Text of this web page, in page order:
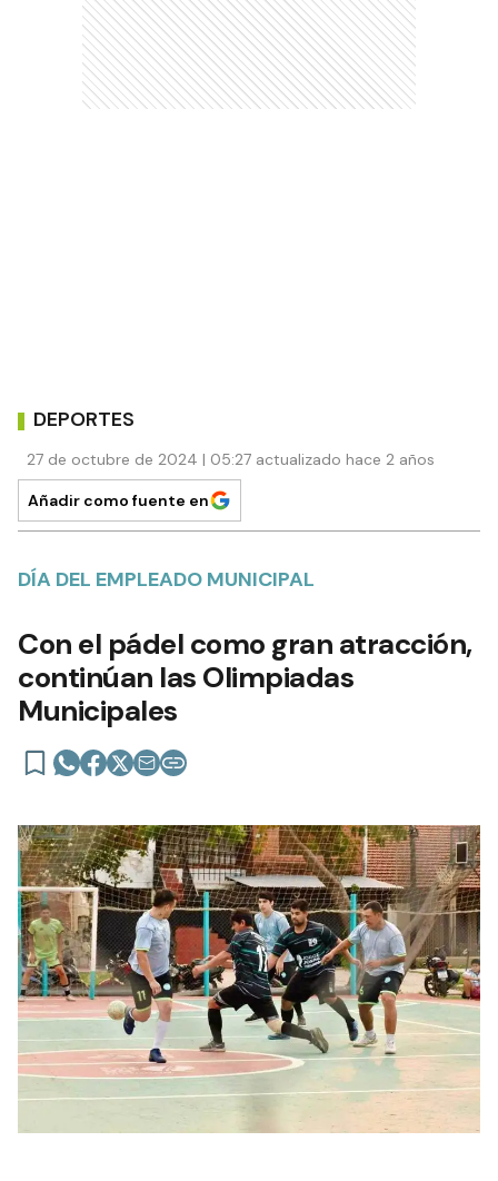
DEPORTES
27 de octubre de 2024 | 05:27 actualizado hace 2 años
Añadir como fuente en
DÍA DEL EMPLEADO MUNICIPAL
Con el pádel como gran atracción,
continúan las Olimpiadas
Municipales